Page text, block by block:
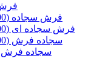
فرش سجاده (500 شانه تراکم 1200)
فرش سجاده ای (700 شانه تراکم 2550)
سجاده فرش (500 شانه تراکم 1000)
سجاده فرش 440 شانه تراکم 880